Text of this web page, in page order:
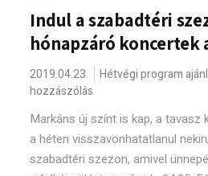
Indul a szabadtéri
hónapzáró koncertek
2019.04.23. Hétvégi program
hozzászólás
Markáns új színt is kap, a tavasz
a héten visszavonhatatlanul
szabadtéri szezon, amivel